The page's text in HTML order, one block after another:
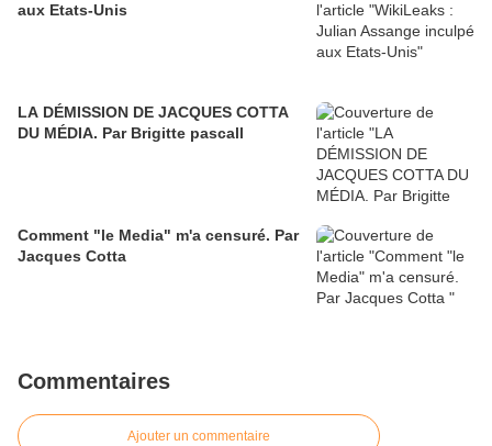
aux Etats-Unis
LA DÉMISSION DE JACQUES COTTA
DU MÉDIA. Par Brigitte pascall
Comment "le Media" m'a censuré. Par
Jacques Cotta
Commentaires
Ajouter un commentaire